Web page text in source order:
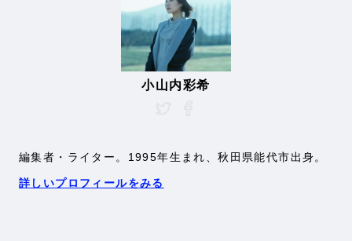
小山内彩希
編集者・ライター。1995年生まれ、秋田県能代市出身。
詳しいプロフィールをみる